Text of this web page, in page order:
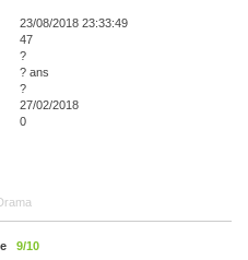
23/08/2018 23:33:49
47
?
? ans
?
27/02/2018
0
9/10